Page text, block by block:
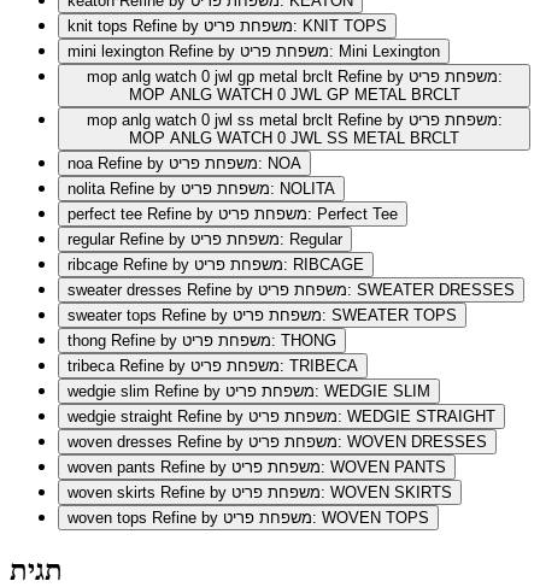
knit tops
Refine by משפחת פריט: KNIT TOPS
mini lexington
Refine by משפחת פריט: Mini Lexington
mop anlg watch 0 jwl gp metal brclt Refine by משפחת פריט:
MOP ANLG WATCH 0 JWL GP METAL BRCLT
mop anlg watch 0 jwl ss metal brclt Refine by משפחת פריט:
MOP ANLG WATCH 0 JWL SS METAL BRCLT
noa
Refine by משפחת פריט: NOA
nolita
Refine by משפחת פריט: NOLITA
perfect tee
Refine by משפחת פריט: Perfect Tee
regular
Refine by משפחת פריט: Regular
ribcage
Refine by משפחת פריט: RIBCAGE
sweater dresses
Refine by משפחת פריט: SWEATER DRESSES
sweater tops
Refine by משפחת פריט: SWEATER TOPS
thong
Refine by משפחת פריט: THONG
tribeca
Refine by משפחת פריט: TRIBECA
wedgie slim
Refine by משפחת פריט: WEDGIE SLIM
wedgie straight
Refine by משפחת פריט: WEDGIE STRAIGHT
woven dresses
Refine by משפחת פריט: WOVEN DRESSES
woven pants
Refine by משפחת פריט: WOVEN PANTS
woven skirts
Refine by משפחת פריט: WOVEN SKIRTS
woven tops
Refine by משפחת פריט: WOVEN TOPS
תגית